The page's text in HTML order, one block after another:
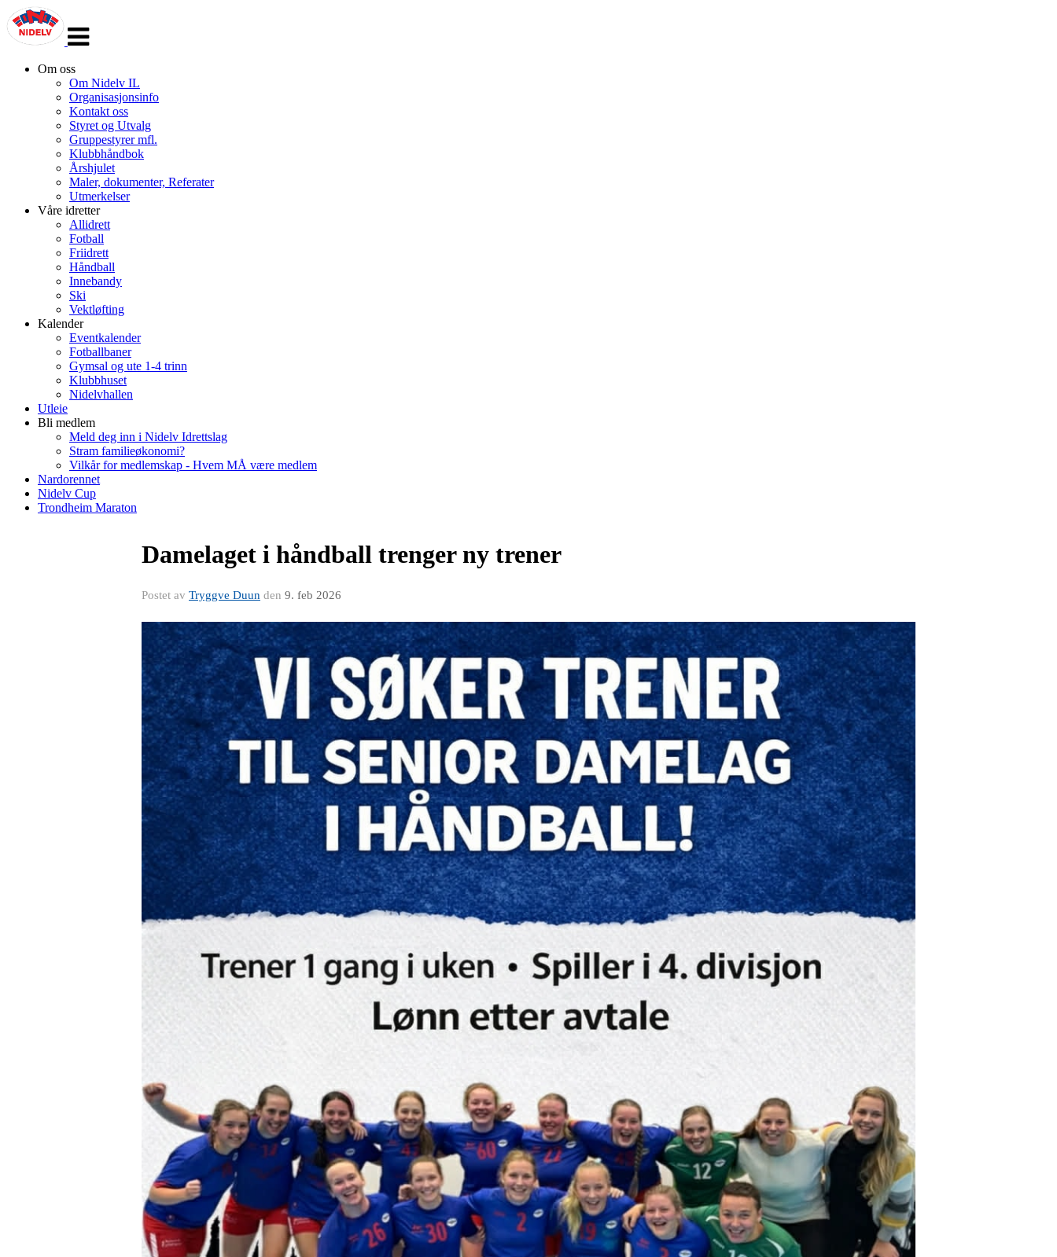
navigasjon
Om oss
Om Nidelv IL
Organisasjonsinfo
Kontakt oss
Styret og Utvalg
Gruppestyrer mfl.
Klubbhåndbok
Årshjulet
Maler, dokumenter, Referater
Utmerkelser
Våre idretter
Allidrett
Fotball
Friidrett
Håndball
Innebandy
Ski
Vektløfting
Kalender
Eventkalender
Fotballbaner
Gymsal og ute 1-4 trinn
Klubbhuset
Nidelvhallen
Utleie
Bli medlem
Meld deg inn i Nidelv Idrettslag
Stram familieøkonomi?
Vilkår for medlemskap - Hvem MÅ være medlem
Nardorennet
Nidelv Cup
Trondheim Maraton
Damelaget i håndball trenger ny trener
Postet av Tryggve Duun den 9. feb 2026